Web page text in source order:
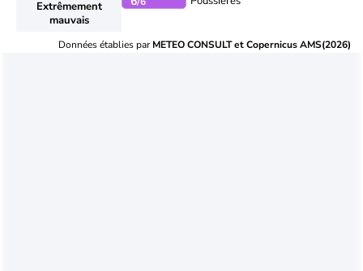
Extrêmement
mauvais
Données établies parMETEO CONSULT et Copernicus AMS(2026)